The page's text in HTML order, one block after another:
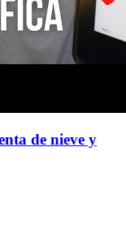
de nieve y